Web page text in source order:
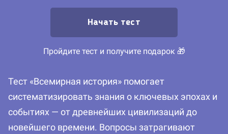
Начать тест
Пройдите тест и получите подарок 🎁
Тест «Всемирная история» помогает
систематизировать знания о ключевых эпохах и
событиях — от древнейших цивилизаций до
новейшего времени. Вопросы затрагивают